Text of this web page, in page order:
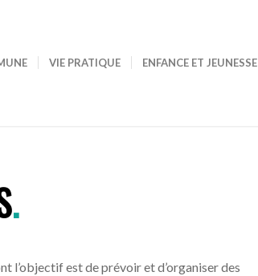
VIE PRATIQUE ENFANCE ET JEUNESSE
.
l’objectif est de prévoir et d’organiser des